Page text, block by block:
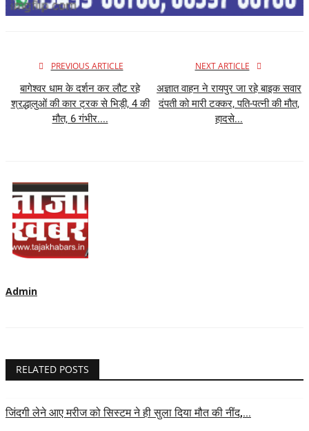
PREVIOUS ARTICLE
बागेश्वर धाम के दर्शन कर लौट रहे
श्रद्धालुओं की कार ट्रक से भिड़ी, 4 की
मौत, 6 गंभीर....
NEXT ARTICLE
अज्ञात वाहन ने रायपुर जा रहे बाइक सवार
दंपती को मारी टक्कर, पति-पत्नी की मौत,
हादसे...
Admin
RELATED POSTS
जिंदगी लेने आए मरीज को सिस्टम ने ही सुला दिया मौत की नींद,...